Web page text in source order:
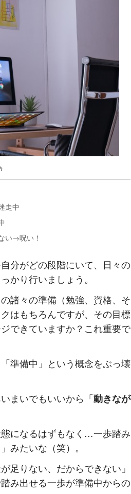
走中
い→呪い！
分がどの段階にいて、日々の
かり行いましょう。
諸々の準備（勉強、資格、そ
はもちろんですが、その目標
できていますか？これ重要で
準備中」という概念をぶっ壊
まいでもいいから「動きなが
になるはずもなく…一歩踏み
みたいな（笑）。
足りない、だからできない」
み出せる一歩が準備中からの